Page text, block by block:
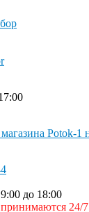
до 18:00
24/7